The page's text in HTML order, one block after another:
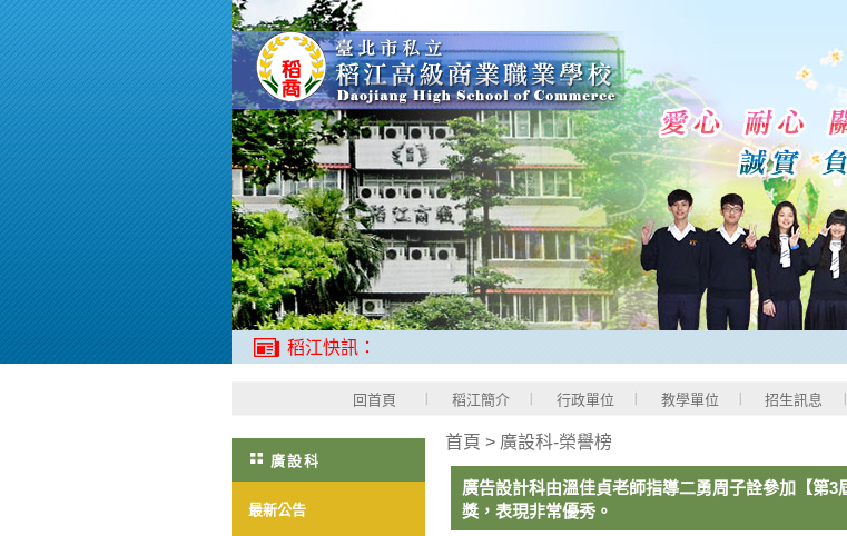
稻江快訊：
回首頁 稻江簡介 行政單位 教學單位 招生訊息
廣設科
最新公告
首頁 > 廣設科-榮譽榜
廣告設計科由溫佳貞老師指導二勇周子詮參加【第
獎，表現非常優秀。